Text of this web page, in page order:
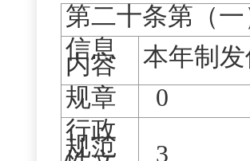
第二十条第（一
信息
内容
本年制
规章
0
行政
规范
3